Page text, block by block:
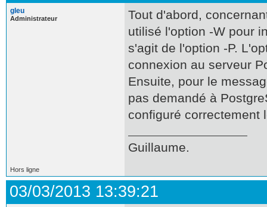
gleu
Administrateur
Tout d'abord,
utilisé l'option -W pour
s'agit de l'option -P.
connexion au serveur
Ensuite, pour le
pas demandé à
configuré correctement
Guillaume.
Hors ligne
03/03/2013 13:39:21